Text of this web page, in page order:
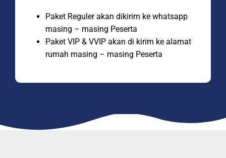
Paket Reguler akan dikirim ke whatsapp
masing – masing Peserta
Paket VIP & VVIP akan di kirim ke alamat
rumah masing – masing Peserta